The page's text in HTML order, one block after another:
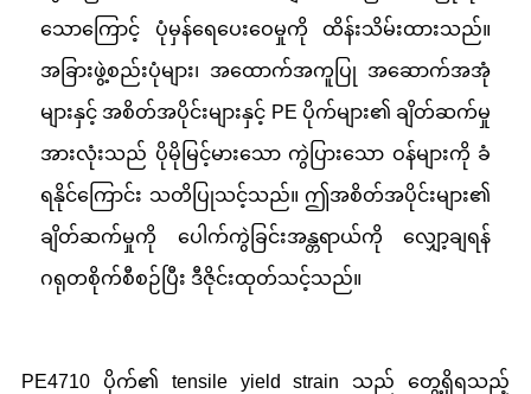
သောကြောင့် ပုံမှန်ရေပေးဝေမှုကို ထိန်းသိမ်းထားသည်။
အခြားဖွဲ့စည်းပုံများ၊ အထောက်အကူပြု အဆောက်အအုံ
များနှင့် အစိတ်အပိုင်းများနှင့် PE ပိုက်များ၏ ချိတ်ဆက်မှု
အားလုံးသည် ပိုမိုမြင့်မားသော ကွဲပြားသော ဝန်များကို ခံ
ရနိုင်ကြောင်း သတိပြုသင့်သည်။ ဤအစိတ်အပိုင်းများ၏
ချိတ်ဆက်မှုကို ပေါက်ကွဲခြင်းအန္တရာယ်ကို လျှော့ချရန်
ဂရုတစိုက်စီစဉ်ပြီး ဒီဇိုင်းထုတ်သင့်သည်။
PE4710 ပိုက်၏ tensile yield strain သည် တွေ့ရှိရသည့်